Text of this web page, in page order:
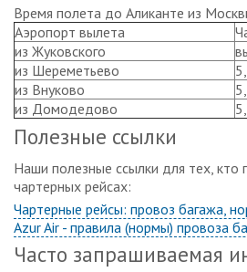
Время полета до Аликанте из
Аэропорт вылета
из Жуковского
из Шереметьево
из Внуково
из Домодедово
Полезные ссылки
Наши полезные ссылки для тех, кто
чартерных рейсах:
Чартерные рейсы: провоз багажа,
Azur Air - правила (нормы) провоза
Часто запрашиваемая